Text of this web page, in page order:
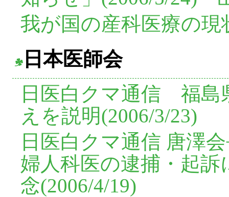
我が国の産科医療の現
日本医師会
日医白クマ通信 福島
えを説明(2006/3/23)
日医白クマ通信 唐澤
婦人科医の逮捕・起
念(2006/4/19)